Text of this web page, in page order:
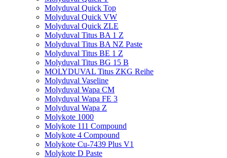
Molyduval Quick Top
Molyduval Quick VW
Molyduval Quick ZLE
Molyduval Titus BA 1 Z
Molyduval Titus BA NZ Paste
Molyduval Titus BE 1 Z
Molyduval Titus BG 15 B
MOLYDUVAL Titus ZKG Reihe
Molyduval Vaseline
Molyduval Wapa CM
Molyduval Wapa FE 3
Molyduval Wapa Z
Molykote 1000
Molykote 111 Compound
Molykote 4 Compound
Molykote Cu-7439 Plus V1
Molykote D Paste